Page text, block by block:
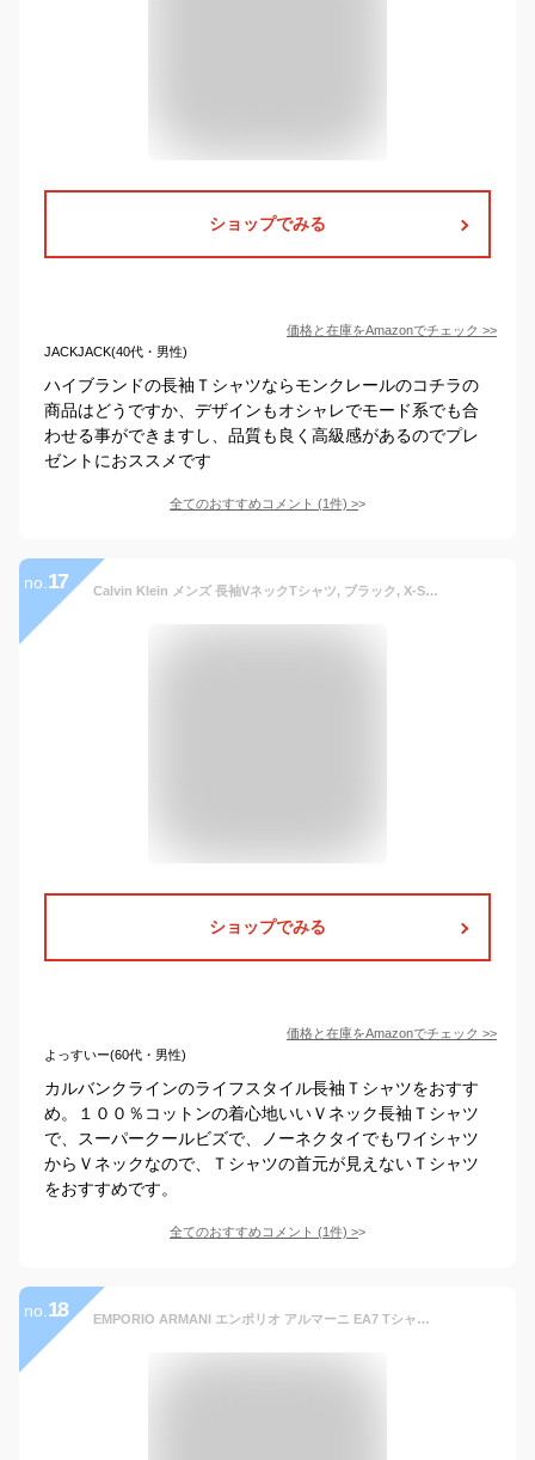
ショップでみる
価格と在庫をAmazonでチェック >>
JACKJACK(40代・男性)
ハイブランドの長袖Ｔシャツならモンクレールのコチラの
商品はどうですか、デザインもオシャレでモード系でも合
わせる事ができますし、品質も良く高級感があるのでプレ
ゼントにおススメです
全てのおすすめコメント (1件) >
no. 17 Calvin Klein メンズ 長袖VネックTシャツ, ブラック, X-Small
ショップでみる
価格と在庫をAmazonでチェック >>
よっすいー(60代・男性)
カルバンクラインのライフスタイル長袖Ｔシャツをおすす
め。１００％コットンの着心地いいＶネック長袖Ｔシャツ
で、スーパークールビズで、ノーネクタイでもワイシャツ
からＶネックなので、Ｔシャツの首元が見えないＴシャツ
をおすすめです。
全てのおすすめコメント (1件) >
no. 18 EMPORIO ARMANI エンポリオ アルマーニ EA7 Tシャツ 長袖 ロンT 6GPT12 PJ02Z ブラック (XXL) [並行輸入品]